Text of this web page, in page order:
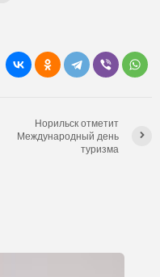
Норильск отметит
Международный день
туризма